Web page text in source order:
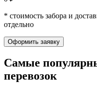
* стоимость забора и
отдельно
Оформить заявку
Самые
перевозок